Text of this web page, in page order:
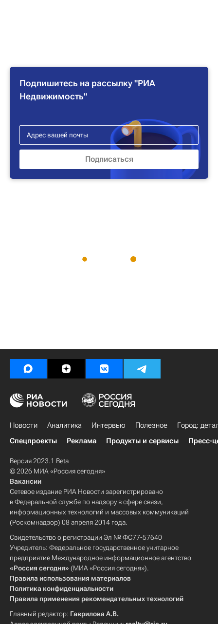
Подпишитесь на рассылку "РИА
Недвижимость"
Новости Аналитика Интервью Полезное
Город:
Спецпроекты
Реклама Продукты и сервисы Пресс-
Версия 2023.1 Beta
© 2026 МИА «Россия сегодня»
Вакансии
Сетевое издание РИА Новости зарегистрировано
в Федеральной службе по надзору в сфере связи,
информационных технологий и массовых коммуникаций
(Роскомнадзор) 08 апреля 2014 года.
Свидетельство о регистрации Эл № ФС77-57640
Учредитель: Федеральное государственное унитарное
предприятие Международное информационное агентство
«Россия сегодня» (МИА «Россия сегодня»).
Правила использования материалов
Политика конфиденциальности
Правила применения рекомендательных технологий
Главный редактор: Гаврилова А.В.